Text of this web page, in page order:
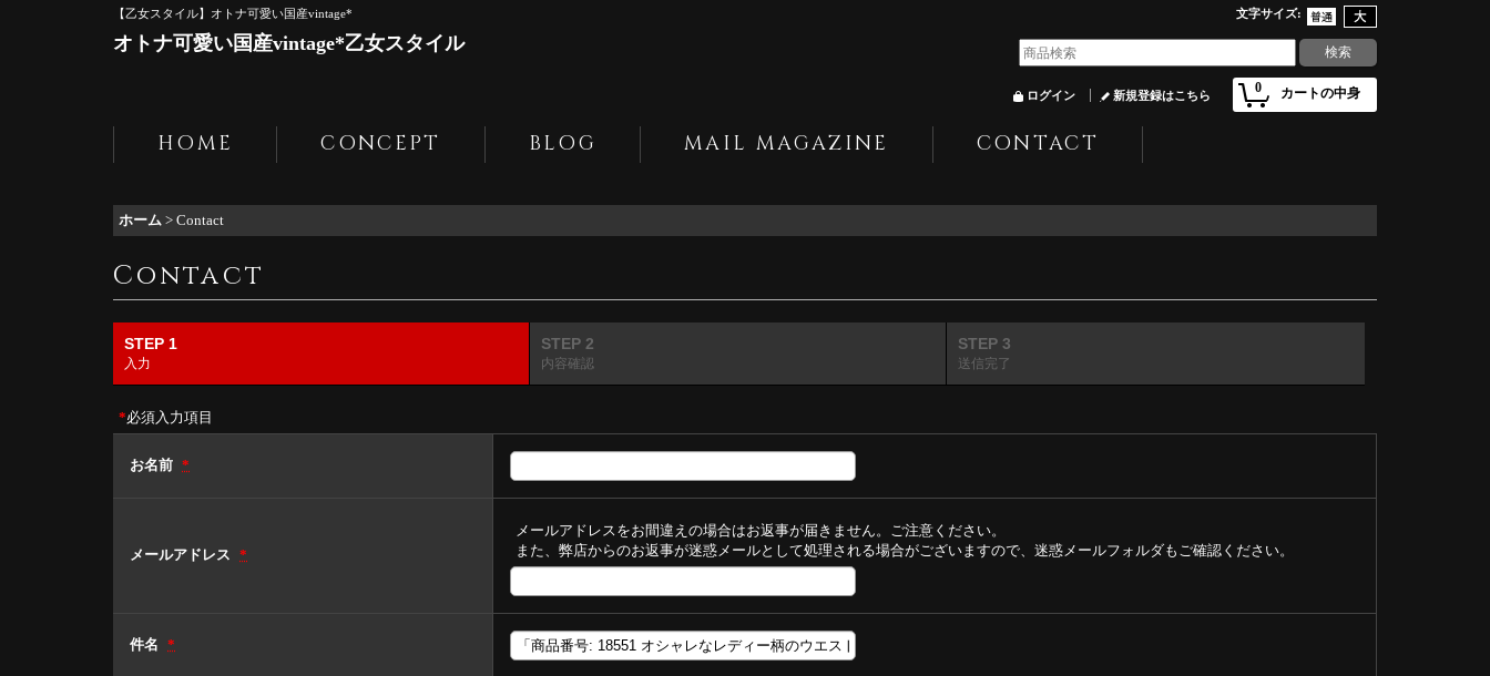
【乙女スタイル】オトナ可愛い国産vintage* 文字サイズ:
オトナ可愛い国産vintage*乙女スタイル
0 カートの中身
ログイン 新規登録はこちら
HOME CONCEPT BLOG MAIL MAGAZINE CONTACT
ホーム > Contact
Contact
STEP 1
入力
STEP 2
内容確認
STEP 3
送信完了
*必須入力項目
お名前 *
メールアドレス *
メールアドレスをお間違えの場合はお返事が届きません。ご注意ください。
また、弊店からのお返事が迷惑メールとして処理される場合がございますので、迷惑メールフォルダもご確認ください。
件名 *